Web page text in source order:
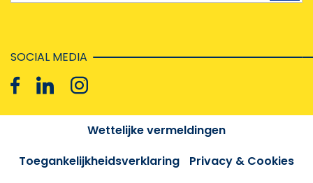
SOCIAL MEDIA
Wettelijke vermeldingen
Toegankelijkheidsverklaring
Privacy & Cookies